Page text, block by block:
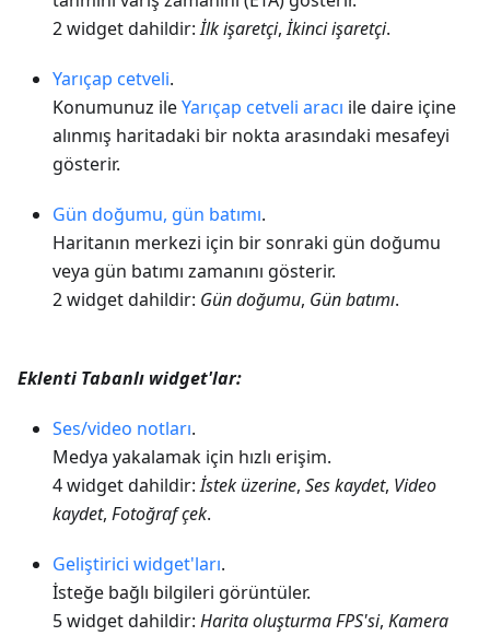
2 widget dahildir:İlk işaretçi,İkinci işaretçi.
Yarıçap cetveli.
Konumunuz ileYarıçap cetveli aracı ile daire içine
alınmış haritadaki bir nokta arasındaki mesafeyi
gösterir.
Gün doğumu, gün batımı.
Haritanın merkezi için bir sonraki gün doğumu
veya gün batımı zamanını gösterir.
2 widget dahildir: Gün doğumu, Gün batımı.
Eklenti Tabanlı widget'lar:
Ses/video notları.
Medya yakalamak için hızlı erişim.
4 widget dahildir:İstek üzerine, Ses kaydet, Video
kaydet, Fotoğraf çek.
Geliştirici widget'ları.
İsteğe bağlı bilgileri görüntüler.
5 widget dahildir: Harita oluşturma FPS'si, Kamera